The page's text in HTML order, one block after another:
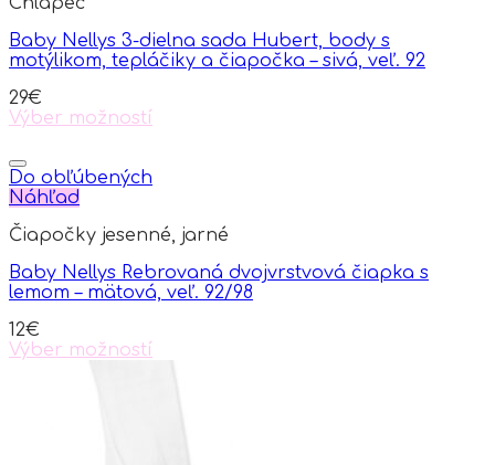
Baby Nellys 3-dielna sada Hubert, body s
motýlikom, tepláčiky a čiapočka – sivá, veľ. 92
29€
Výber možností
product
has
multiple
The
may
be
on
the
Do obľúbených
Náhľad
Čiapočky jesenné, jarné
Baby Nellys Rebrovaná dvojvrstvová čiapka s
lemom – mätová, veľ. 92/98
12€
Výber možností